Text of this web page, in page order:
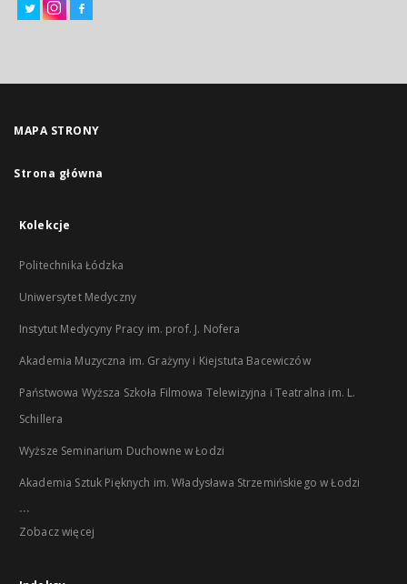
MAPA STRONY
Strona główna
Kolekcje
Politechnika Łódzka
Uniwersytet Medyczny
Instytut Medycyny Pracy im. prof. J. Nofera
Akademia Muzyczna im. Grażyny i Kiejstuta Bacewiczów
Państwowa Wyższa Szkoła Filmowa Telewizyjna i Teatralna im. L.
Schillera
Wyższe Seminarium Duchowne w Łodzi
Akademia Sztuk Pięknych im. Władysława Strzemińskiego w Łodzi
...
Zobacz więcej